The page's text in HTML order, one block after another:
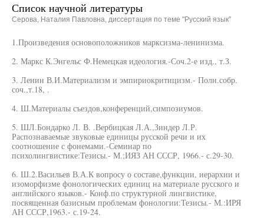
Список научной литературы
Серова, Наталия Павловна, диссертация по теме "Русский язык"
1.Произведения основоположников марксизма-ленинизма.
2. Маркс К.Энгельс Ф.Немецкая идеология.-Соч.2-е изд., т.З.
3. Ленин В.И.Материализм и эмпириокритицизм.- Полн.собр.
соч.,т.18, .
4. Ш.Материалы съездов,конференций,симпозиумов.
5. ШЛ.Бондарко Л. В. .Вербицкая Л.А.,Зиндер Л.Р.
Распознаваемые звуковые единицы русской речи и их
соотношение с фонемами.-Семинар по
психолингвистике:Тезисы.- М.;ИЯЗ АН СССР, 1966.- с.29-30.
6. Ш.2.Васильев В.А.К вопросу о составе,функции, иерархии и
изоморфизме фонологических единиц на материале русского и
английского языков.- Конф.по структурной лингвистике,
посвященная базисным проблемам фонологии:Тезисы.- М.:ИРЯ
АН СССР,1963.- с.19-24.